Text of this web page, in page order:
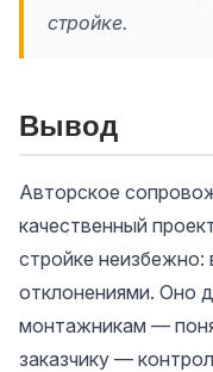
стройке.
Вывод
Авторское
качественный
стройке
отклонениями. Оно
монтажникам —
заказчику —